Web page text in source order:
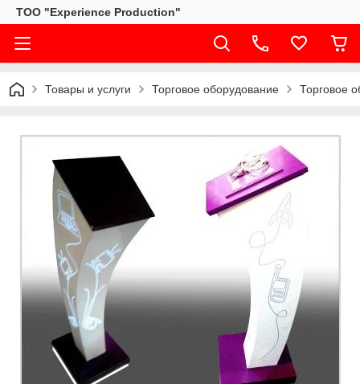
ТОО "Experience Production"
Товары и услуги Торговое оборудование Торговое